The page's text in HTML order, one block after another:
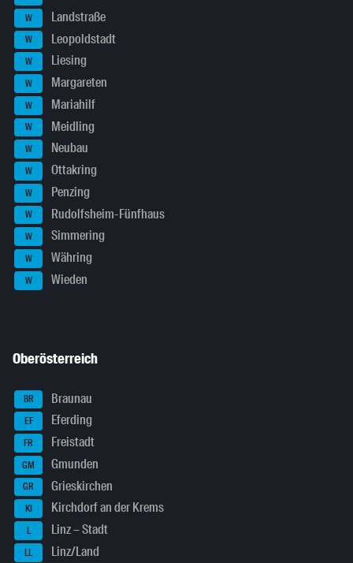
W Landstraße
W Leopoldstadt
W Liesing
W Margareten
W Mariahilf
W Meidling
W Neubau
W Ottakring
W Penzing
W Rudolfsheim-Fünfhaus
W Simmering
W Währing
W Wieden
Oberösterreich
BR Braunau
EF Eferding
FR Freistadt
GM Gmunden
GR Grieskirchen
KI Kirchdorf an der Krems
L Linz – Stadt
LL Linz/Land